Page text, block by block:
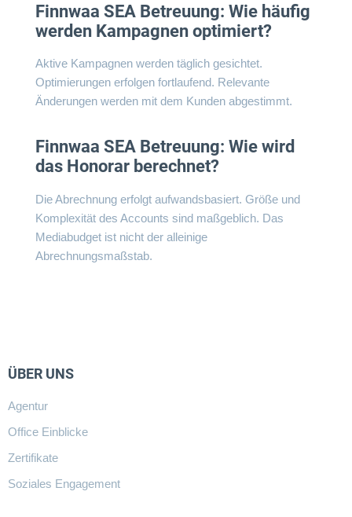
Finnwaa SEA Betreuung: Wie häufig
werden Kampagnen optimiert?
Aktive Kampagnen werden täglich gesichtet.
Optimierungen erfolgen fortlaufend. Relevante
Änderungen werden mit dem Kunden abgestimmt.
Finnwaa SEA Betreuung: Wie wird
das Honorar berechnet?
Die Abrechnung erfolgt aufwandsbasiert. Größe und
Komplexität des Accounts sind maßgeblich. Das
Mediabudget ist nicht der alleinige
Abrechnungsmaßstab.
ÜBER UNS
Agentur
Office Einblicke
Zertifikate
Soziales Engagement